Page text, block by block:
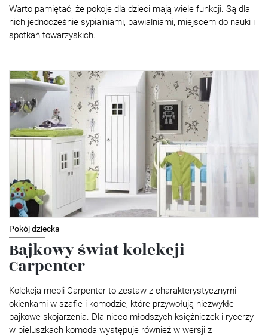
Warto pamiętać, że pokoje dla dzieci mają wiele funkcji. Są dla
nich jednocześnie sypialniami, bawialniami, miejscem do nauki i
spotkań towarzyskich.
Pokój dziecka
Bajkowy świat kolekcji
Carpenter
Kolekcja mebli Carpenter to zestaw z charakterystycznymi
okienkami w szafie i komodzie, które przywołują niezwykłe
bajkowe skojarzenia. Dla nieco młodszych księżniczek i rycerzy
w pieluszkach komoda występuje również w wersji z